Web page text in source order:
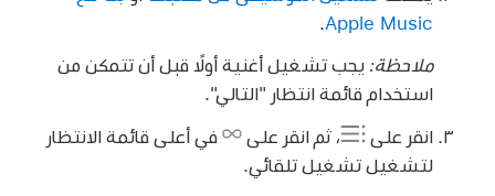
Apple Music
ملاحظة: يجب تشغيل أغنية أولًا قبل أن تتمكن من
استخدام قائمة انتظار "التالي".
انقر على ، ثم انقر على
في أعلى قائمة الانتظار
لتشغيل تشغيل تلقائي.